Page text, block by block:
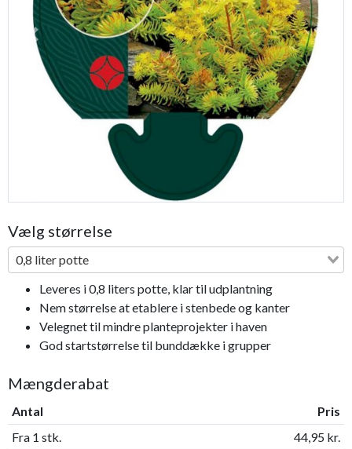
Previous
Vælg størrelse
0,8 liter potte
Leveres i 0,8 liters potte, klar til udplantning
Nem størrelse at etablere i stenbede og kanter
Velegnet til mindre planteprojekter i haven
God startstørrelse til bunddække i grupper
Mængderabat
Antal
Pris
Fra 1 stk.
44,95 kr.